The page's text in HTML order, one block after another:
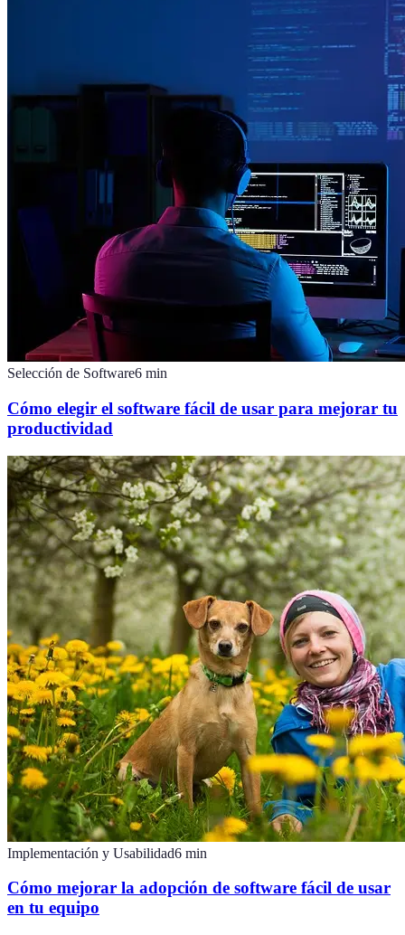
Selección de Software6 min
Cómo elegir el software fácil de usar para mejorar tu
productividad
Implementación y Usabilidad6 min
Cómo mejorar la adopción de software fácil de usar
en tu equipo